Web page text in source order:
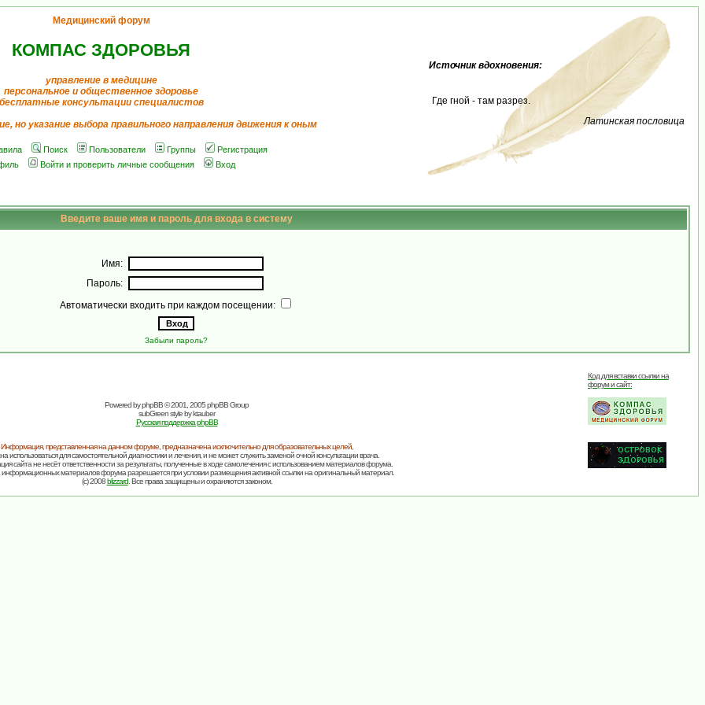
Медицинский форум
КОМПАС ЗДОРОВЬЯ
управление в медицине
персональное и общественное здоровье
бесплатные консультации специалистов
но указание выбора правильного направления движения к оным
Поиск Пользователи Группы
Регистрация
Войти и проверить личные сообщения Вход
Источник вдохновения:
Где гной - там разрез.
Латинская пословица
Введите ваше имя и пароль для входа в систему
Имя:
Пароль:
Автоматически входить при каждом посещении:
Забыли пароль?
Powered byphpBB© 2001, 2005 phpBB Group
subGreen style byktauber
Русская поддержка phpBB
Код для вставки ссылки на
форум и сайт:
Информация, представленная на данном форуме, предназначена исключительно для образовательных целей,
использоваться для самостоятельной диагностики и лечения, и не может служить заменой очной консультации врача.
сайта не несёт ответственности за результаты, полученные в ходе самолечения с использованием материалов форума.
информационных материалов форума разрешается при условии размещения активной ссылки на оригинальный материал.
(c) 2008blizzard. Все права защищены и охраняются законом.